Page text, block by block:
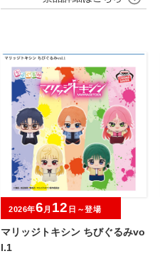
マリッジトキシン ちびぐるみvo
l.1
2026年6 月 12 日～登場